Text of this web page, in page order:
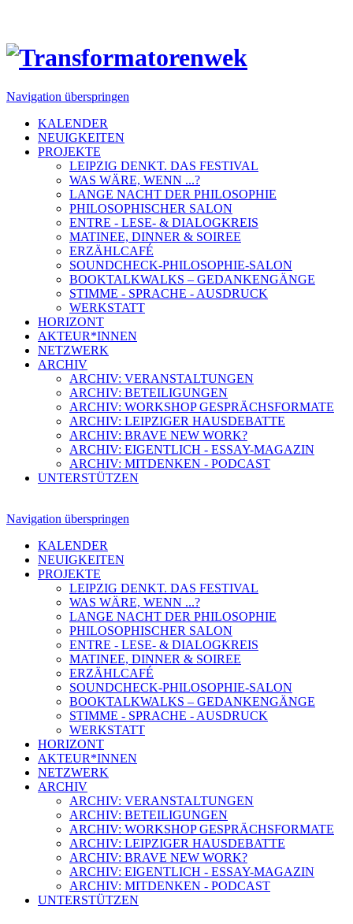
Navigation überspringen
KALENDER
NEUIGKEITEN
PROJEKTE
LEIPZIG DENKT. DAS FESTIVAL
WAS WÄRE, WENN ...?
LANGE NACHT DER PHILOSOPHIE
PHILOSOPHISCHER SALON
ENTRE - LESE- & DIALOGKREIS
MATINEE, DINNER & SOIREE
ERZÄHLCAFÉ
SOUNDCHECK-PHILOSOPHIE-SALON
BOOKTALKWALKS – GEDANKENGÄNGE
STIMME - SPRACHE - AUSDRUCK
WERKSTATT
HORIZONT
AKTEUR*INNEN
NETZWERK
ARCHIV
ARCHIV: VERANSTALTUNGEN
ARCHIV: BETEILIGUNGEN
ARCHIV: WORKSHOP GESPRÄCHSFORMATE
ARCHIV: LEIPZIGER HAUSDEBATTE
ARCHIV: BRAVE NEW WORK?
ARCHIV: EIGENTLICH - ESSAY-MAGAZIN
ARCHIV: MITDENKEN - PODCAST
UNTERSTÜTZEN
Navigation überspringen
KALENDER
NEUIGKEITEN
PROJEKTE
LEIPZIG DENKT. DAS FESTIVAL
WAS WÄRE, WENN ...?
LANGE NACHT DER PHILOSOPHIE
PHILOSOPHISCHER SALON
ENTRE - LESE- & DIALOGKREIS
MATINEE, DINNER & SOIREE
ERZÄHLCAFÉ
SOUNDCHECK-PHILOSOPHIE-SALON
BOOKTALKWALKS – GEDANKENGÄNGE
STIMME - SPRACHE - AUSDRUCK
WERKSTATT
HORIZONT
AKTEUR*INNEN
NETZWERK
ARCHIV
ARCHIV: VERANSTALTUNGEN
ARCHIV: BETEILIGUNGEN
ARCHIV: WORKSHOP GESPRÄCHSFORMATE
ARCHIV: LEIPZIGER HAUSDEBATTE
ARCHIV: BRAVE NEW WORK?
ARCHIV: EIGENTLICH - ESSAY-MAGAZIN
ARCHIV: MITDENKEN - PODCAST
UNTERSTÜTZEN